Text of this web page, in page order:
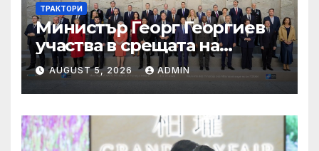
ТРАКТОРИ
Министър Георг Георгиев
участва в срещата на
министрите на външните
работи на НАТО
AUGUST 5, 2026 ADMIN